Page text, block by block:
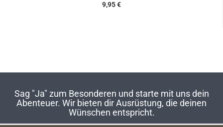
9,95 €
Sag "Ja" zum Besonderen und starte mit uns dein
Abenteuer. Wir bieten dir Ausrüstung, die deinen
Wünschen entspricht.